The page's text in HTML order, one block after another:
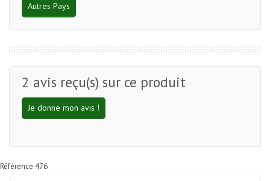
Autres Pays
2 avis reçu(s) sur ce produit
Je donne mon avis !
Référence 476